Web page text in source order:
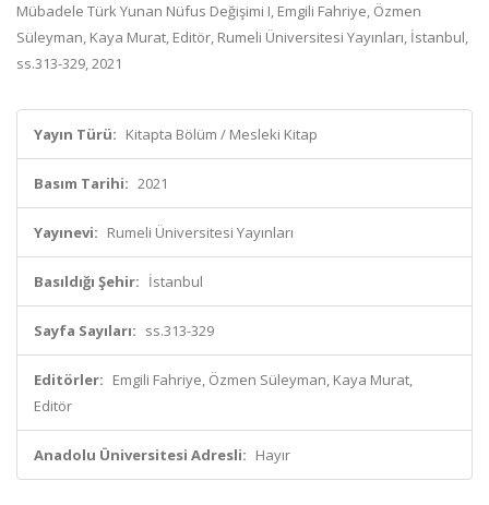
Mübadele Türk Yunan Nüfus Değişimi I, Emgili Fahriye, Özmen
Süleyman, Kaya Murat, Editör, Rumeli Üniversitesi Yayınları, İstanbul,
ss.313-329, 2021
Yayın Türü: Kitapta Bölüm / Mesleki Kitap
Basım Tarihi: 2021
Yayınevi: Rumeli Üniversitesi Yayınları
Basıldığı Şehir: İstanbul
Sayfa Sayıları: ss.313-329
Editörler: Emgili Fahriye, Özmen Süleyman, Kaya Murat,
Editör
Anadolu Üniversitesi Adresli: Hayır